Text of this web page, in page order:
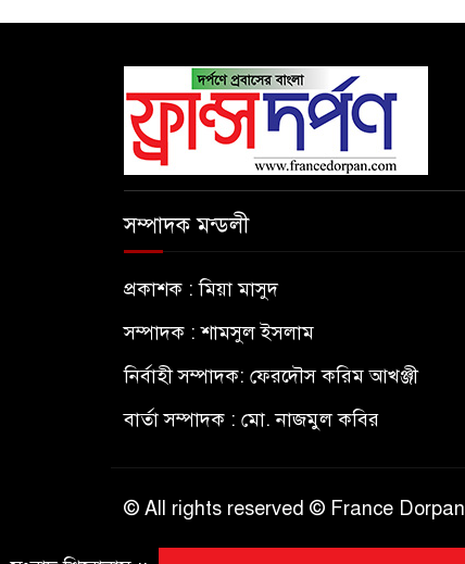
সম্পাদক মন্ডলী
প্রকাশক : মিয়া মাসুদ
সম্পাদক : শামসুল ইসলাম
নির্বাহী সম্পাদক: ফেরদৌস করিম আখঞ্জী
বার্তা সম্পাদক : মো. নাজমুল কবির
© All rights reserved © France Dorpan